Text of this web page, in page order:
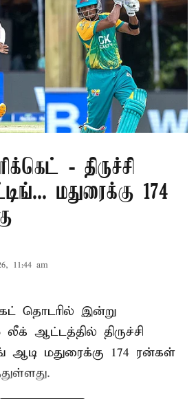
- திருச்சி
மதுரைக்கு 174
11:44 am
தொடரில் இன்று
ஆட்டத்தில் திருச்சி
ஆடி மதுரைக்கு 174 ரன்கள்